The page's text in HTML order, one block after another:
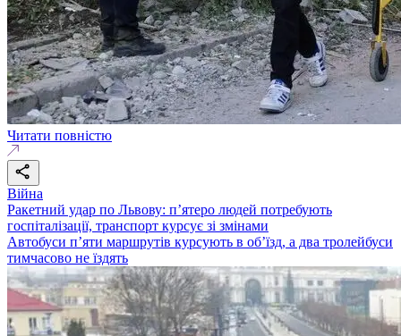
Читати повністю
Війна
Ракетний удар по Львову: п’ятеро людей потребують
госпіталізації, транспорт курсує зі змінами
Автобуси п’яти маршрутів курсують в об’їзд, а два тролейбуси
тимчасово не їздять